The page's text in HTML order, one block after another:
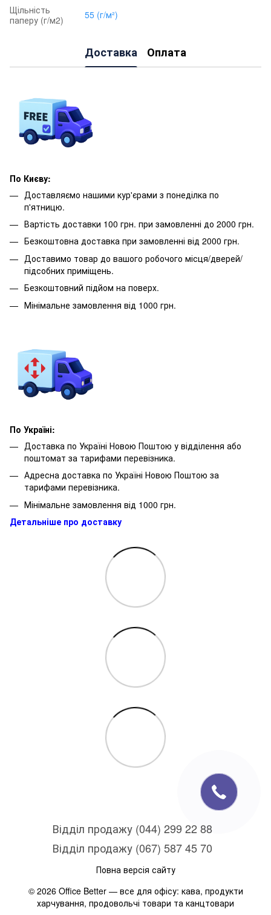
Щільність
паперу (г/м2)
55 (г/м²)
Доставка Оплата
По Києву:
Доставляємо нашими кур'єрами з понеділка по
п'ятницю.
Вартість доставки 100 грн. при замовленні до 2000 грн.
Безкоштовна доставка при замовленні від 2000 грн.
Доставимо товар до вашого робочого місця/дверей/
підсобних приміщень.
Безкоштовний підйом на поверх.
Мінімальне замовлення від 1000 грн.
По Україні:
Доставка по Україні Новою Поштою у відділення або
поштомат за тарифами перевізника.
Адресна доставка по Україні Новою Поштою за
тарифами перевізника.
Мінімальне замовлення від 1000 грн.
Детальніше про доставку
Відділ продажу (044) 299 22 88
Відділ продажу (067) 587 45 70
Повна версія сайту
© 2026 Office Better — все для офісу: кава, продукти
харчування, продовольчі товари та канцтовари